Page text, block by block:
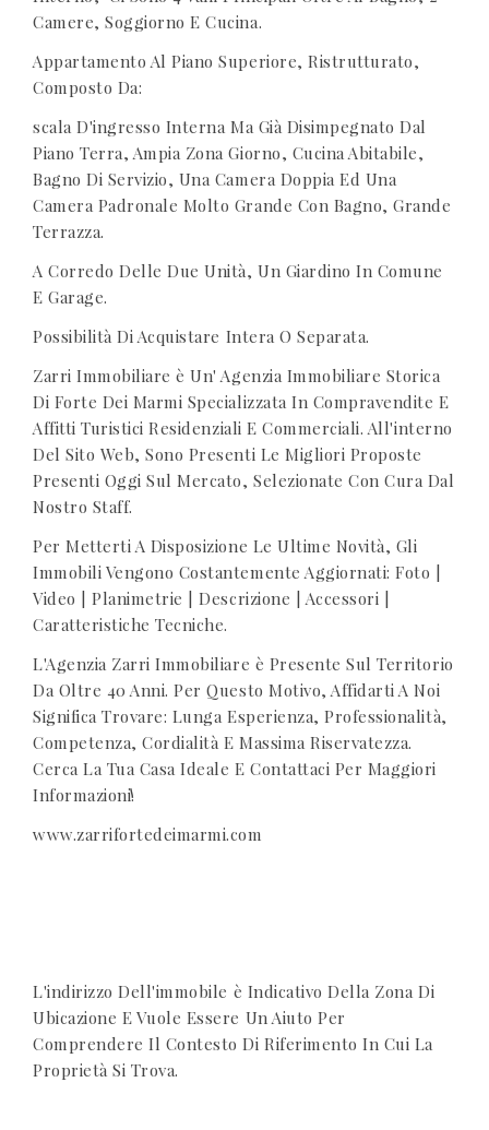
Camere, Soggiorno E Cucina.
Appartamento Al Piano Superiore, Ristrutturato,
Composto Da:
scala D'ingresso Interna Ma Già Disimpegnato Dal
Piano Terra, Ampia Zona Giorno, Cucina Abitabile,
Bagno Di Servizio, Una Camera Doppia Ed Una
Camera Padronale Molto Grande Con Bagno, Grande
Terrazza.
A Corredo Delle Due Unità, Un Giardino In Comune
E Garage.
Possibilità Di Acquistare Intera O Separata.
Zarri Immobiliare è Un' Agenzia Immobiliare Storica
Di Forte Dei Marmi Specializzata In Compravendite E
Affitti Turistici Residenziali E Commerciali. All'interno
Del Sito Web, Sono Presenti Le Migliori Proposte
Presenti Oggi Sul Mercato, Selezionate Con Cura Dal
Nostro Staff.
Per Metterti A Disposizione Le Ultime Novità, Gli
Immobili Vengono Costantemente Aggiornati: Foto |
Video | Planimetrie | Descrizione | Accessori |
Caratteristiche Tecniche.
L'Agenzia Zarri Immobiliare è Presente Sul Territorio
Da Oltre 40 Anni. Per Questo Motivo, Affidarti A Noi
Significa Trovare: Lunga Esperienza, Professionalità,
Competenza, Cordialità E Massima Riservatezza.
Cerca La Tua Casa Ideale E Contattaci Per Maggiori
Informazioni!
www.zarrifortedeimarmi.com
L'indirizzo Dell'immobile è Indicativo Della Zona Di
Ubicazione E Vuole Essere Un Aiuto Per
Comprendere Il Contesto Di Riferimento In Cui La
Proprietà Si Trova.